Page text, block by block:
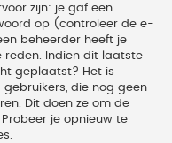
zijn: je gaf een
op (controleer de e-
beheerder heeft je
reden. Indien dit laatste
geplaatst? Het is
die nog geen
Dit doen ze om de
je opnieuw te